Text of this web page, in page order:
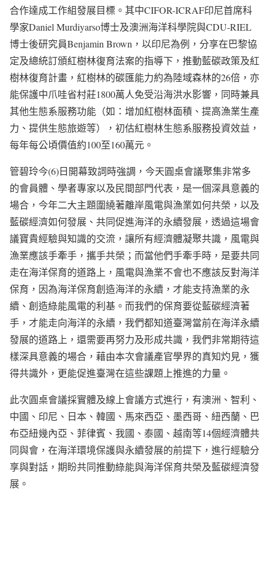
合作達成工作組發展目標。其中CIFOR-ICRAF印尼首席科
學家Daniel Murdiyarso博士及澳洲海洋科學院與CDU-RIEL
博士後研究員Benjamin Brown，以印尼為例，分享在巴黎協
定及總統訂頒紅樹林復育法案的指導下，推動藍碳政策及紅
樹林復育計畫，紅樹林的碳匯能力約為陸域森林的26倍，亦
能保護中爪哇省村莊1800萬人免受沿海洪水影響，同時兼具
其他生態系服務功能（如：增加紅樹林面積、提高漁業生產
力、提供生態旅遊等），初估紅樹林生態系服務投資效益，
每年每公頃價值約100至160萬元。
管碧玲今(6)日開幕致詞時強調，今天圓桌會議聚集非常多
的會員體、學者專家以及民間部門代表，是一個深具意義的
場合，今年二大主題圍繞著離岸風電與漁業如何共榮，以及
藍碳經濟如何發展、共同促進海洋的永續發展，透過這場會
議寶貴經驗與知識的交流，讓所有經濟體凝聚共識，風電與
漁業應該手牽手，攜手共榮；而當他們手牽手時，是要共同
走在海洋保育的道路上，風電與漁業不會也不應該反對海洋
保育，因為海洋保育創造海洋的永續，才能支持漁業的永
續、創造綠能風電的利基。而我們的保育要從藍碳經濟著
手，才能走向海洋的永續，我們都知道臺灣當前在海洋永續
發展的道路上，還需要再努力及形成共識，我們非常期待這
樣深具意義的場合，藉由本次會議產官學界的真知灼見，獲
得共識外，更能促進臺灣在這些課題上推進的力量。
此次圓桌會議採實體及線上會議方式進行，有澳洲、智利、
中國、印尼、日本、韓國、馬來西亞、墨西哥、紐西蘭、巴
布亞紐幾內亞、菲律賓、我國、泰國、越南等14個經濟體共
同與會，在海洋環境保護與永續發展的前提下，進行經驗分
享與對話，期盼共同推動綠能與海洋保育共榮及藍碳經濟發
展。